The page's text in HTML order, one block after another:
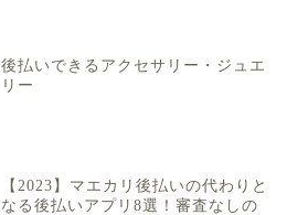
後払いできるアクセサリー・ジュエ
リー
【2023】マエカリ後払いの代わりと
なる後払いアプリ8選！審査なしの